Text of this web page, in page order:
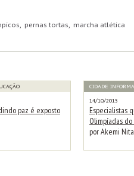
pernas tortas, marcha atlética
paz é exposto
CIDADE INFORMA
14/10/2015
Especialistas
Olimpíadas do
por Akemi